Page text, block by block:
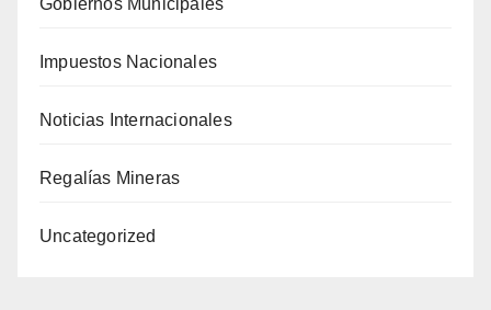
Gobiernos Municipales
Impuestos Nacionales
Noticias Internacionales
Regalías Mineras
Uncategorized